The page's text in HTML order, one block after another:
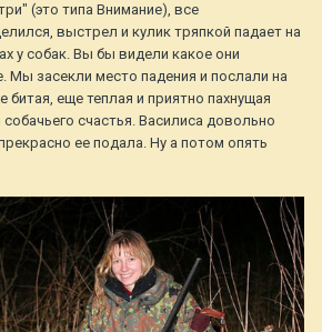
(это типа Внимание), все
выстрел и кулик тряпкой падает на
у собак. Вы бы видели какое они
Мы засекли место падения и послали на
битая, еще теплая и приятно пахнущая
счастья. Василиса довольно
ее подала. Ну а потом опять